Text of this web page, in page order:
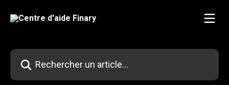
Rechercher un article...